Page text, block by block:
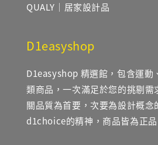
QUALY｜居家設計品
D1easyshop
D1easyshop 精選館，包含運動
類商品，一次滿足於您的挑剔需
關品質為首要，次要為設計概念
d1choice的精神，商品皆為正品